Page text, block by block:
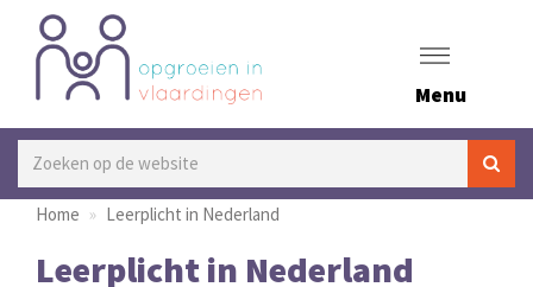
Menu
Home Leerplicht in Nederland
Leerplicht in Nederland